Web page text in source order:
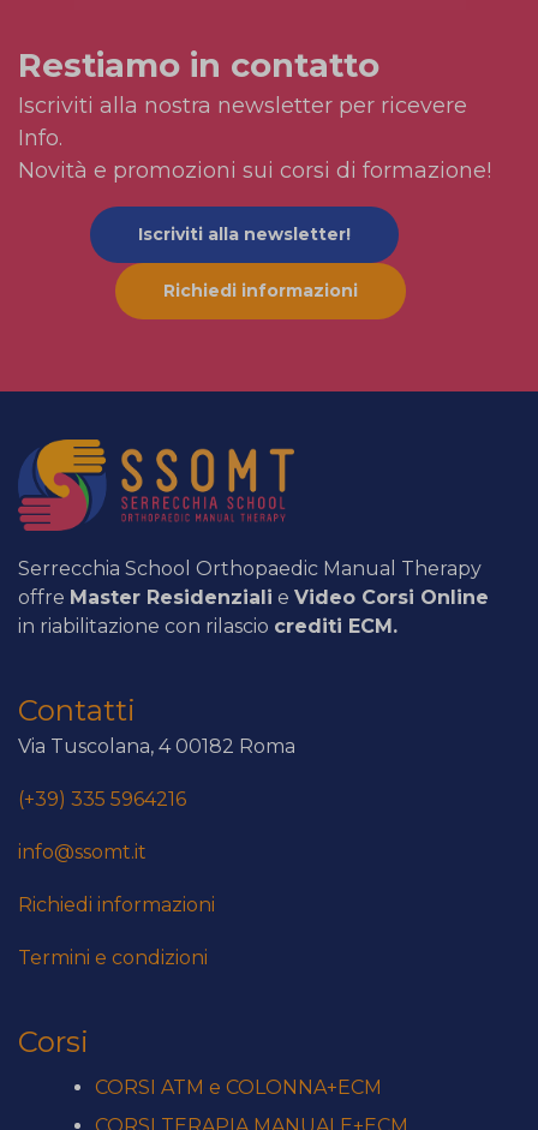
Restiamo in contatto
Iscriviti alla nostra newsletter per ricevere
Info.
Novità e promozioni sui corsi di formazione!
Iscriviti alla newsletter!
Richiedi informazioni
Serrecchia School Orthopaedic Manual Therapy
offre Master Residenziali e Video Corsi Online
in riabilitazione con rilascio crediti ECM.
Contatti
Via Tuscolana, 4 00182 Roma
(+39) 335 5964216
info@ssomt.it
Richiedi informazioni
Termini e condizioni
Corsi
CORSI ATM e COLONNA+ECM